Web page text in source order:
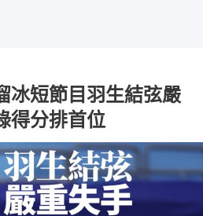
冰短節目羽生結弦嚴
分排首位